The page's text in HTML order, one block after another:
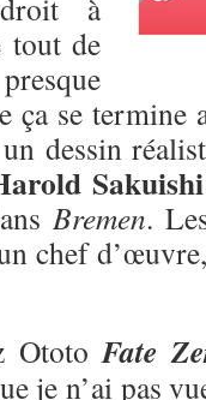
à
tout de
ça se
dessin
Sakuishi
Bremen.
chef
OtotoFate
je n’ai pas